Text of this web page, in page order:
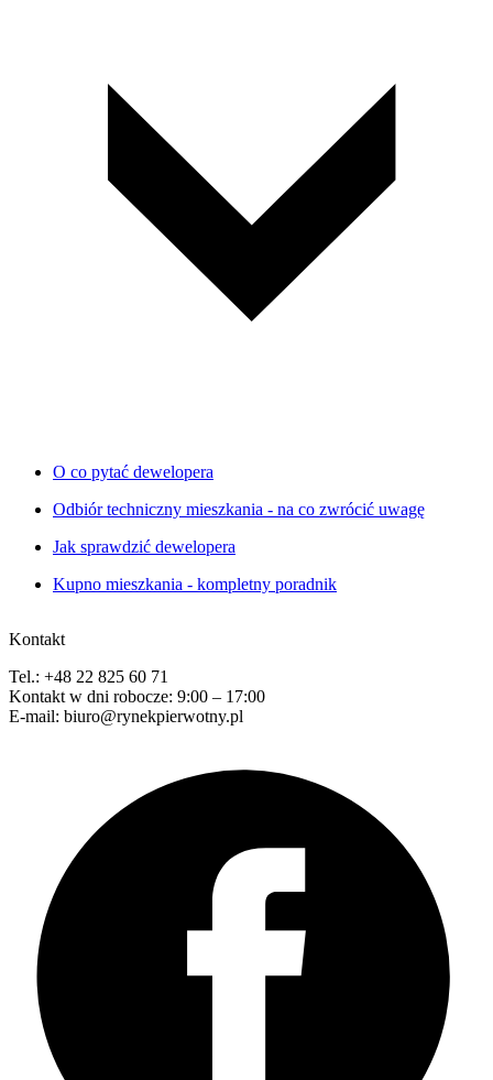
O co pytać dewelopera
Odbiór techniczny mieszkania - na co zwrócić uwagę
Jak sprawdzić dewelopera
Kupno mieszkania - kompletny poradnik
Kontakt
Tel.: +48 22 825 60 71
Kontakt w dni robocze: 9:00 – 17:00
E-mail: biuro@rynekpierwotny.pl